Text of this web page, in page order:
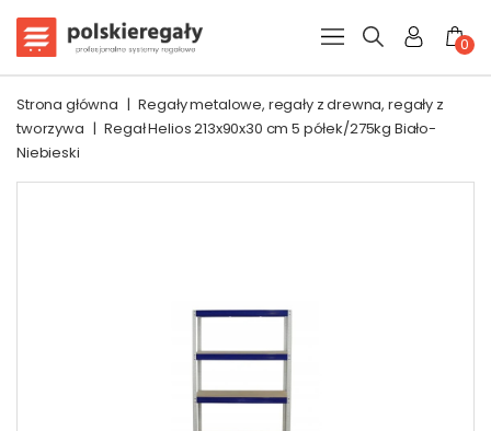
0
Strona główna | Regały metalowe, regały z drewna, regały z
tworzywa | Regał Helios 213x90x30 cm 5 półek/275kg Biało-
Niebieski